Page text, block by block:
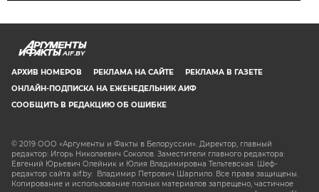
AIF.BY
АРХИВ НОМЕРОВ РЕКЛАМА НА САЙТЕ
РЕКЛАМА В ГАЗЕТЕ
ОНЛАЙН-ПОДПИСКА НА ЕЖЕНЕДЕЛЬНИК АИФ
СООБЩИТЬ В РЕДАКЦИЮ ОБ ОШИБКЕ
© 2019 ООО «Аргументы и Факты в Белоруссии». Директор, главный
редактор: Игорь Николаевич Соколов. Заместители главного редактора:
Евгений Юрьевич Олейник и Юлия Владимировна Тельтевская. Шеф-
редактор сайта aif.by: Владимир Петрович Шарпило. Все права защищены.
Копирование и использование полных материалов запрещено, частичное